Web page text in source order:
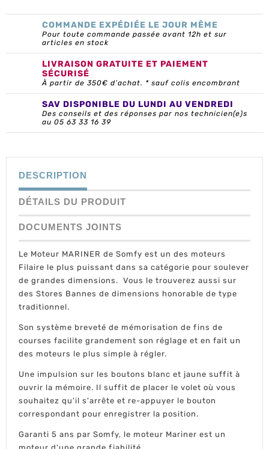
COMMANDE EXPÉDIÉE LE JOUR MÊME
Pour toute commande passée avant 12h et sur
articles en stock
LIVRAISON GRATUITE ET PAIEMENT
SÉCURISÉ
À partir de 350€ d’achat. * sauf colis encombrant
SAV DISPONIBLE DU LUNDI AU VENDREDI
Des conseils et des réponses par nos technicien(e)s
au 05 63 33 16 39
DESCRIPTION
DÉTAILS DU PRODUIT
DOCUMENTS JOINTS
Le Moteur MARINER de Somfy est un des moteurs
Filaire le plus puissant dans sa catégorie pour soulever
de grandes dimensions. Vous le trouverez aussi sur
des Stores Bannes de dimensions honorable de type
traditionnel.
Son système breveté de mémorisation de fins de
courses facilite grandement son réglage et en fait un
des moteurs le plus simple à régler.
Une impulsion sur les boutons blanc et jaune suffit à
ouvrir la mémoire. Il suffit de placer le volet où vous
souhaitez qu'il s'arrête et re-appuyer le bouton
correspondant pour enregistrer la position.
Garanti 5 ans par Somfy, le moteur Mariner est un